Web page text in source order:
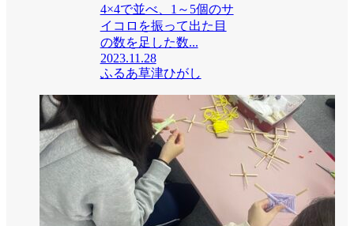
4×4で並べ、1～5個のサ
イコロを振って出た目
の数を足した数...
2023.11.28
ふるあ草津ひがし